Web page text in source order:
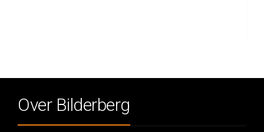
Over Bilderberg